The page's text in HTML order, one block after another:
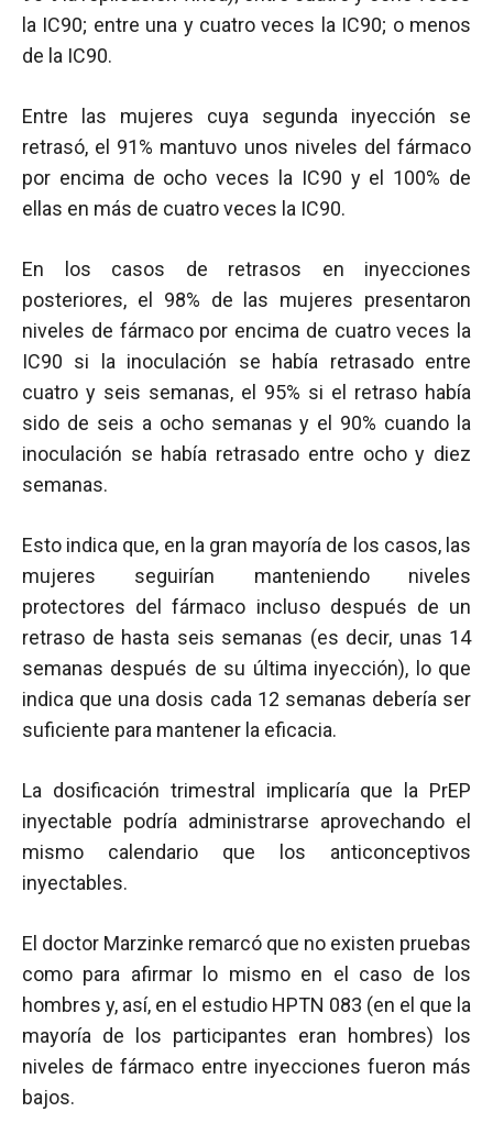
la IC90; entre una y cuatro veces la IC90; o menos
de la IC90.
Entre las mujeres cuya segunda inyección se
retrasó, el 91% mantuvo unos niveles del fármaco
por encima de ocho veces la IC90 y el 100% de
ellas en más de cuatro veces la IC90.
En los casos de retrasos en inyecciones
posteriores, el 98% de las mujeres presentaron
niveles de fármaco por encima de cuatro veces la
IC90 si la inoculación se había retrasado entre
cuatro y seis semanas, el 95% si el retraso había
sido de seis a ocho semanas y el 90% cuando la
inoculación se había retrasado entre ocho y diez
semanas.
Esto indica que, en la gran mayoría de los casos, las
mujeres seguirían manteniendo niveles
protectores del fármaco incluso después de un
retraso de hasta seis semanas (es decir, unas 14
semanas después de su última inyección), lo que
indica que una dosis cada 12 semanas debería ser
suficiente para mantener la eficacia.
La dosificación trimestral implicaría que la PrEP
inyectable podría administrarse aprovechando el
mismo calendario que los anticonceptivos
inyectables.
El doctor Marzinke remarcó que no existen pruebas
como para afirmar lo mismo en el caso de los
hombres y, así, en el estudio HPTN 083 (en el que la
mayoría de los participantes eran hombres) los
niveles de fármaco entre inyecciones fueron más
bajos.